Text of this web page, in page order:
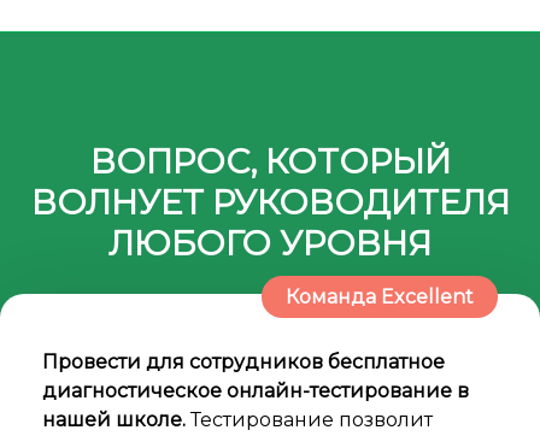
ВОПРОС, КОТОРЫЙ
ВОЛНУЕТ РУКОВОДИТЕЛЯ
ЛЮБОГО УРОВНЯ
Команда Excellent
Провести для сотрудников бесплатное
диагностическое онлайн-тестирование в
нашей школе.Тестирование позволит